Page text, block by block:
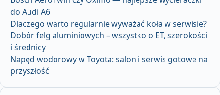
do Audi A6
Dlaczego warto regularnie wyważać koła w serwisie?
Dobór felg aluminiowych – wszystko o ET, szerokości
i średnicy
Napęd wodorowy w Toyota: salon i serwis gotowe na
przyszłość